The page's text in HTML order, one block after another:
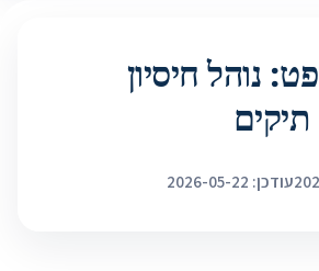
נוהל חיסיון
תיקים
עודכן: 2026-05-22